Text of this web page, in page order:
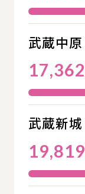
武蔵中原
17,362
武蔵新城
19,819